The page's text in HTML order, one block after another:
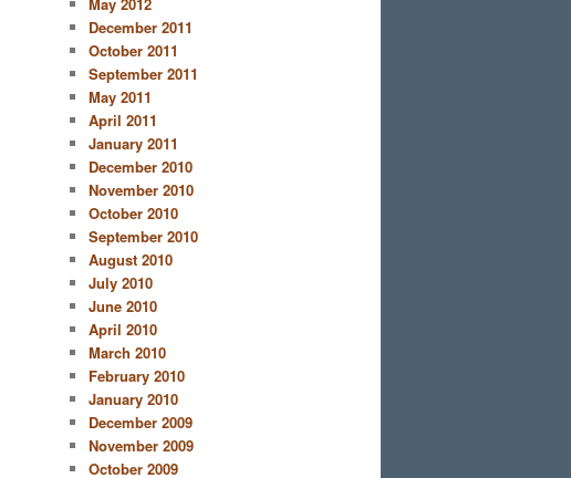
December 2011
October 2011
September 2011
May 2011
April 2011
January 2011
December 2010
November 2010
October 2010
September 2010
August 2010
July 2010
June 2010
April 2010
March 2010
February 2010
January 2010
December 2009
November 2009
October 2009